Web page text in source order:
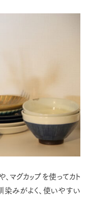
マグカップを使ってカト
染みがよく、使いやすい